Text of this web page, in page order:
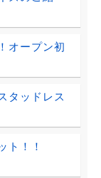
オープン初
タッドレス
ト！！